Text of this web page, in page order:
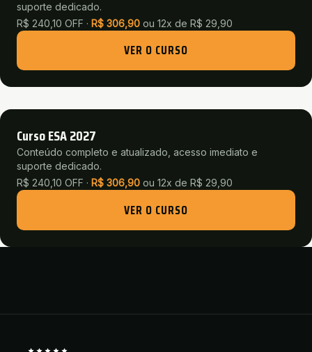
suporte dedicado.
R$ 240,10 OFF · R$ 306,90 ou 12x de R$ 29,90
VER O CURSO
Curso ESA 2027
Conteúdo completo e atualizado, acesso imediato e
suporte dedicado.
R$ 240,10 OFF · R$ 306,90 ou 12x de R$ 29,90
VER O CURSO